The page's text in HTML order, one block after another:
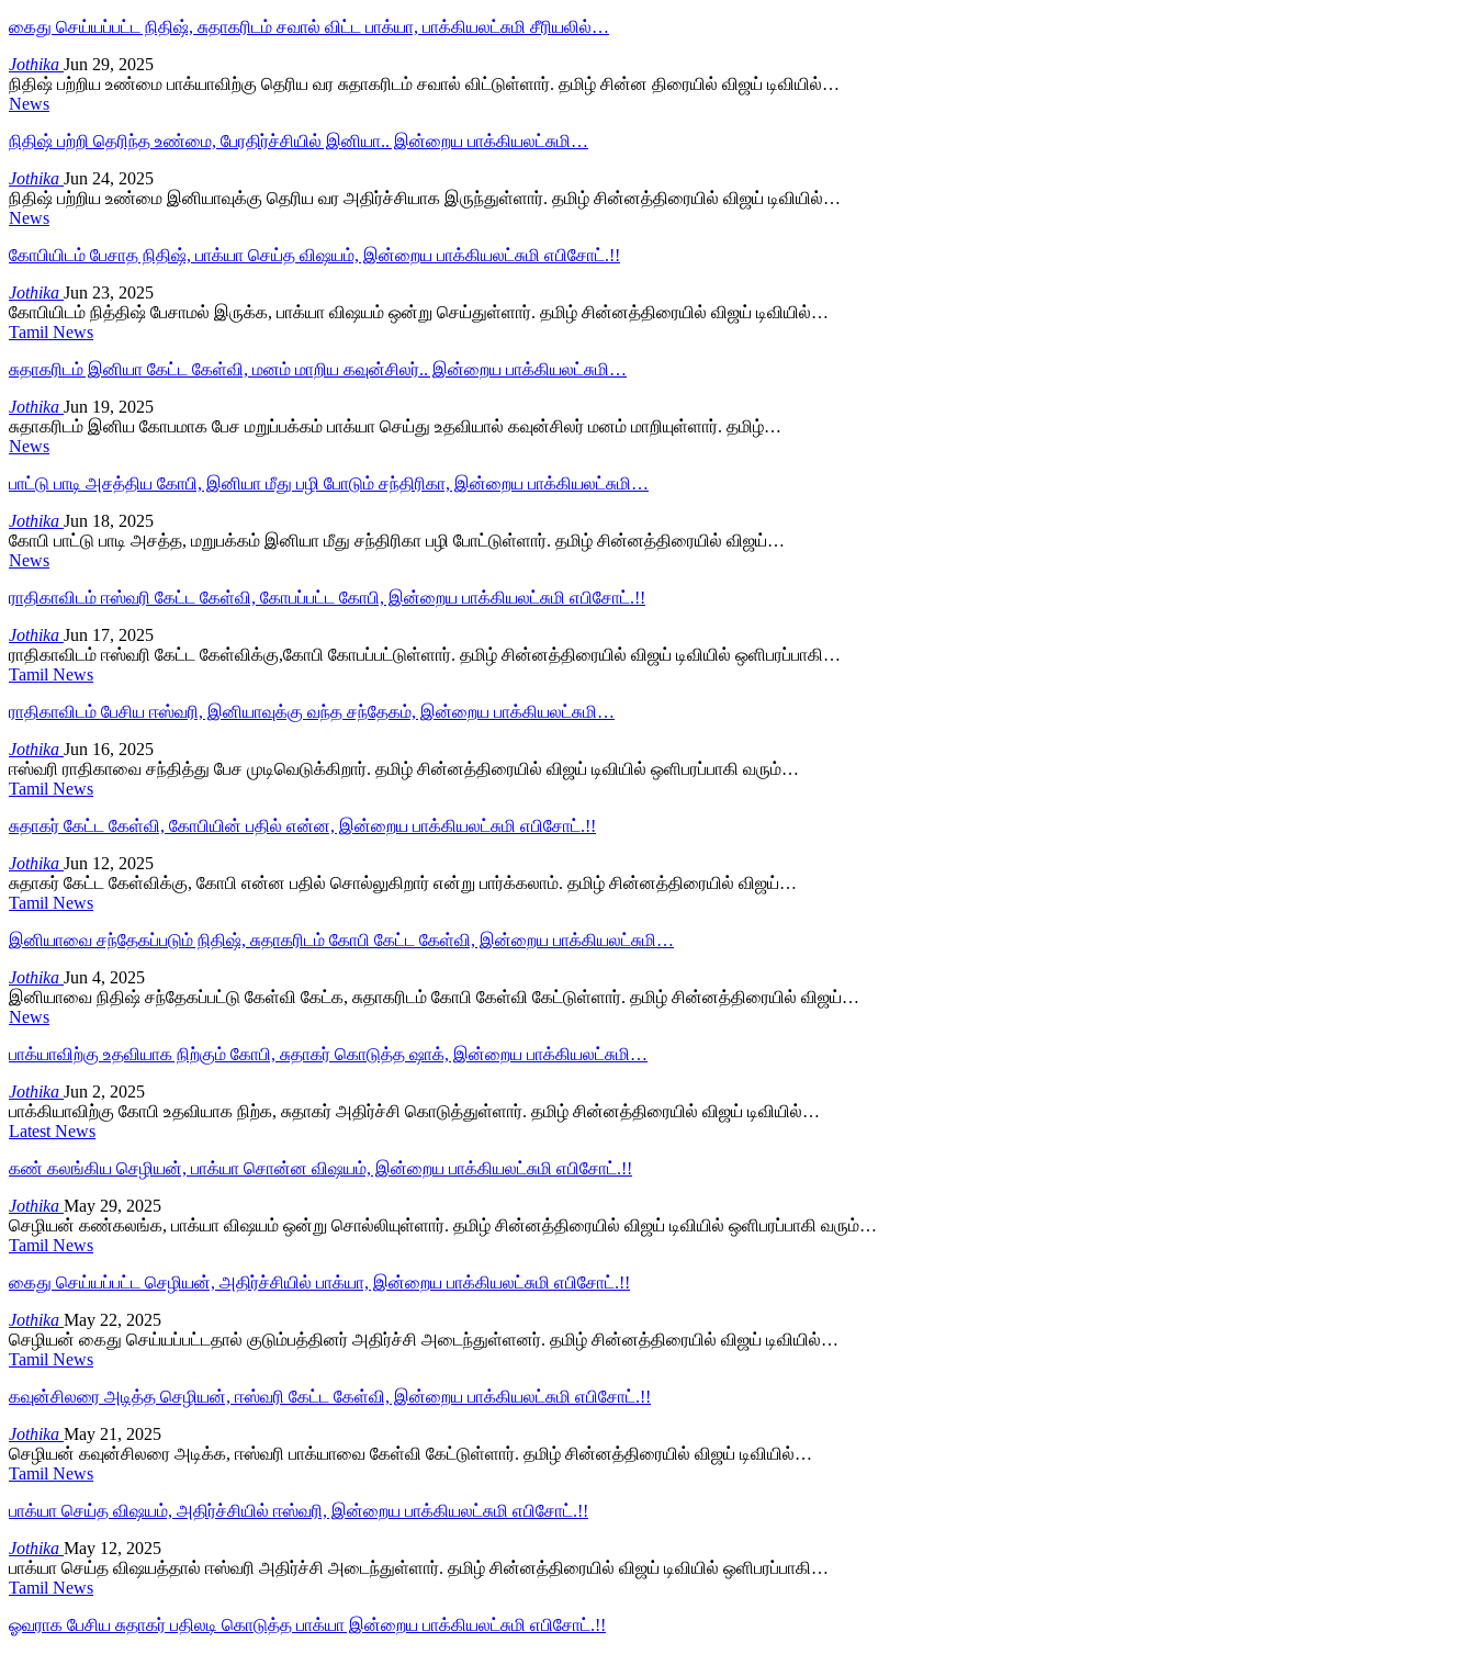
கைது செய்யப்பட்ட நிதிஷ், சுதாகரிடம் சவால் விட்ட பாக்யா, பாக்கியலட்சுமி சீரியலில்…
Jothika Jun 29, 2025
நிதிஷ் பற்றிய உண்மை பாக்யாவிற்கு தெரிய வர சுதாகரிடம் சவால் விட்டுள்ளார். தமிழ் சின்ன திரையில் விஜய் டிவியில்…
News
நிதிஷ் பற்றி தெரிந்த உண்மை, பேரதிர்ச்சியில் இனியா.. இன்றைய பாக்கியலட்சுமி…
Jothika Jun 24, 2025
நிதிஷ் பற்றிய உண்மை இனியாவுக்கு தெரிய வர அதிர்ச்சியாக இருந்துள்ளார். தமிழ் சின்னத்திரையில் விஜய் டிவியில்…
News
கோபியிடம் பேசாத நிதிஷ், பாக்யா செய்த விஷயம், இன்றைய பாக்கியலட்சுமி எபிசோட்.!!
Jothika Jun 23, 2025
கோபியிடம் நித்திஷ் பேசாமல் இருக்க, பாக்யா விஷயம் ஒன்று செய்துள்ளார். தமிழ் சின்னத்திரையில் விஜய் டிவியில்…
Tamil News
சுதாகரிடம் இனியா கேட்ட கேள்வி, மனம் மாறிய கவுன்சிலர்.. இன்றைய பாக்கியலட்சுமி…
Jothika Jun 19, 2025
சுதாகரிடம் இனிய கோபமாக பேச மறுப்பக்கம் பாக்யா செய்து உதவியால் கவுன்சிலர் மனம் மாறியுள்ளார். தமிழ்…
News
பாட்டு பாடி அசத்திய கோபி, இனியா மீது பழி போடும் சந்திரிகா, இன்றைய பாக்கியலட்சுமி…
Jothika Jun 18, 2025
கோபி பாட்டு பாடி அசத்த, மறுபக்கம் இனியா மீது சந்திரிகா பழி போட்டுள்ளார். தமிழ் சின்னத்திரையில் விஜய்…
News
ராதிகாவிடம் ஈஸ்வரி கேட்ட கேள்வி, கோபப்பட்ட கோபி, இன்றைய பாக்கியலட்சுமி எபிசோட்.!!
Jothika Jun 17, 2025
ராதிகாவிடம் ஈஸ்வரி கேட்ட கேள்விக்கு,கோபி கோபப்பட்டுள்ளார். தமிழ் சின்னத்திரையில் விஜய் டிவியில் ஒளிபரப்பாகி…
Tamil News
ராதிகாவிடம் பேசிய ஈஸ்வரி, இனியாவுக்கு வந்த சந்தேகம், இன்றைய பாக்கியலட்சுமி…
Jothika Jun 16, 2025
ஈஸ்வரி ராதிகாவை சந்தித்து பேச முடிவெடுக்கிறார். தமிழ் சின்னத்திரையில் விஜய் டிவியில் ஒளிபரப்பாகி வரும்…
Tamil News
சுதாகர் கேட்ட கேள்வி, கோபியின் பதில் என்ன, இன்றைய பாக்கியலட்சுமி எபிசோட்.!!
Jothika Jun 12, 2025
சுதாகர் கேட்ட கேள்விக்கு, கோபி என்ன பதில் சொல்லுகிறார் என்று பார்க்கலாம். தமிழ் சின்னத்திரையில் விஜய்…
Tamil News
இனியாவை சந்தேகப்படும் நிதிஷ், சுதாகரிடம் கோபி கேட்ட கேள்வி, இன்றைய பாக்கியலட்சுமி…
Jothika Jun 4, 2025
இனியாவை நிதிஷ் சந்தேகப்பட்டு கேள்வி கேட்க, சுதாகரிடம் கோபி கேள்வி கேட்டுள்ளார். தமிழ் சின்னத்திரையில் விஜய்…
News
பாக்யாவிற்கு உதவியாக நிற்கும் கோபி, சுதாகர் கொடுத்த ஷாக், இன்றைய பாக்கியலட்சுமி…
Jothika Jun 2, 2025
பாக்கியாவிற்கு கோபி உதவியாக நிற்க, சுதாகர் அதிர்ச்சி கொடுத்துள்ளார். தமிழ் சின்னத்திரையில் விஜய் டிவியில்…
Latest News
கண் கலங்கிய செழியன், பாக்யா சொன்ன விஷயம், இன்றைய பாக்கியலட்சுமி எபிசோட்.!!
Jothika May 29, 2025
செழியன் கண்கலங்க, பாக்யா விஷயம் ஒன்று சொல்லியுள்ளார். தமிழ் சின்னத்திரையில் விஜய் டிவியில் ஒளிபரப்பாகி வரும்…
Tamil News
கைது செய்யப்பட்ட செழியன், அதிர்ச்சியில் பாக்யா, இன்றைய பாக்கியலட்சுமி எபிசோட்.!!
Jothika May 22, 2025
செழியன் கைது செய்யப்பட்டதால் குடும்பத்தினர் அதிர்ச்சி அடைந்துள்ளனர். தமிழ் சின்னத்திரையில் விஜய் டிவியில்…
Tamil News
கவுன்சிலரை அடித்த செழியன், ஈஸ்வரி கேட்ட கேள்வி, இன்றைய பாக்கியலட்சுமி எபிசோட்.!!
Jothika May 21, 2025
செழியன் கவுன்சிலரை அடிக்க, ஈஸ்வரி பாக்யாவை கேள்வி கேட்டுள்ளார். தமிழ் சின்னத்திரையில் விஜய் டிவியில்…
Tamil News
பாக்யா செய்த விஷயம், அதிர்ச்சியில் ஈஸ்வரி, இன்றைய பாக்கியலட்சுமி எபிசோட்.!!
Jothika May 12, 2025
பாக்யா செய்த விஷயத்தால் ஈஸ்வரி அதிர்ச்சி அடைந்துள்ளார். தமிழ் சின்னத்திரையில் விஜய் டிவியில் ஒளிபரப்பாகி…
Tamil News
ஓவராக பேசிய சுதாகர் பதிலடி கொடுத்த பாக்யா இன்றைய பாக்கியலட்சுமி எபிசோட்.!!